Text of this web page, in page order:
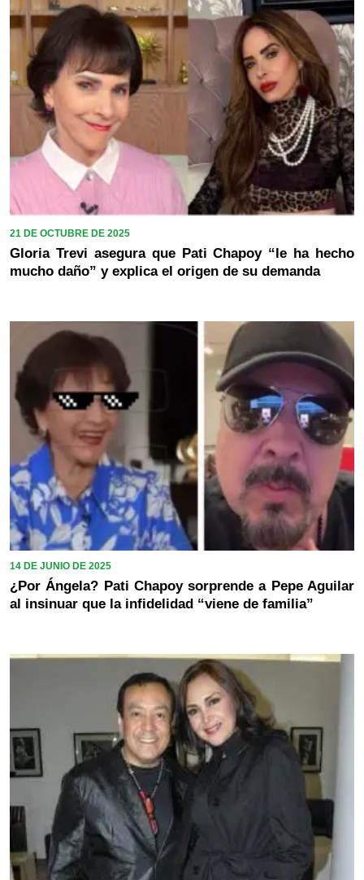
21 DE OCTUBRE DE 2025
Gloria Trevi asegura que Pati Chapoy “le ha hecho
mucho daño” y explica el origen de su demanda
14 DE JUNIO DE 2025
¿Por Ángela? Pati Chapoy sorprende a Pepe Aguilar
al insinuar que la infidelidad “viene de familia”